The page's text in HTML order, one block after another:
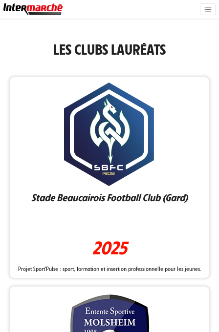
LES CLUBS LAURÉATS
Stade Beaucairois Football Club (Gard)
2025
Projet Sport'Pulse : sport, formation et insertion professionnelle pour les jeunes.